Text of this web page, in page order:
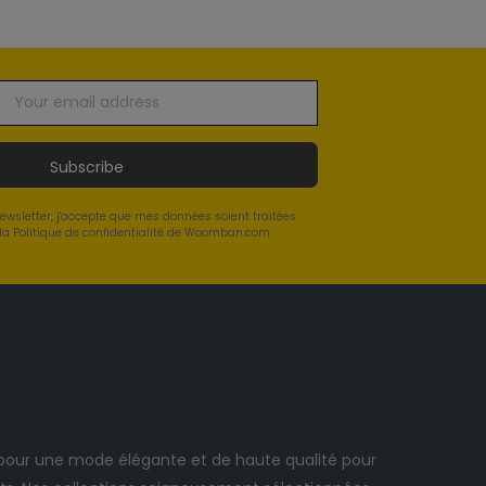
Subscribe
j'accepte que mes données soient traitées
Politique de confidentialité de Woomban.com.
une mode élégante et de haute qualité pour